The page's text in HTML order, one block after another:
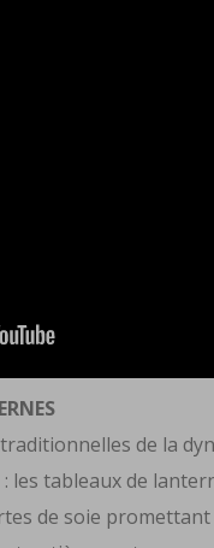
de la
les tableaux de
de soie